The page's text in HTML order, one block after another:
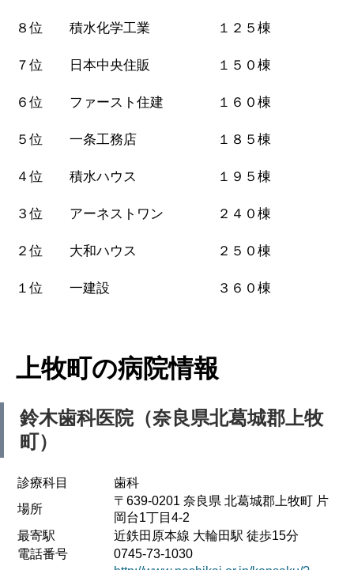
８位 積水化学工業 １２５棟
７位 日本中央住販 １５０棟
６位 ファースト住建 １６０棟
５位 一条工務店 １８５棟
４位 積水ハウス １９５棟
３位 アーネストワン ２４０棟
２位 大和ハウス ２５０棟
１位 一建設 ３６０棟
上牧町の病院情報
鈴木歯科医院（奈良県北葛城郡上牧
町）
診療科目
歯科
場所
〒639-0201 奈良県 北葛城郡上牧町 片
岡台1丁目4-2
最寄駅
近鉄田原本線 大輪田駅 徒歩15分
電話番号
0745-73-1030